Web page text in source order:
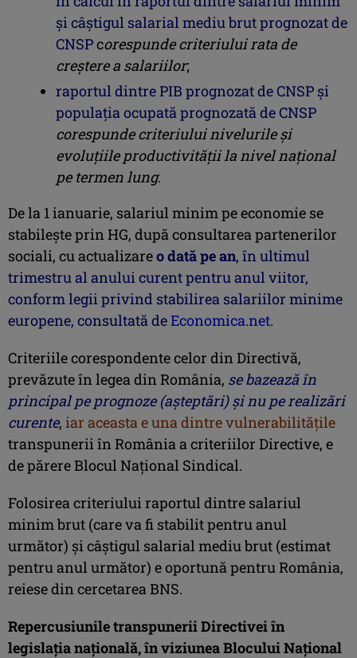
şi câştigul salarial mediu brut prognozat de
CNSPcorespunde criteriului rata de
creștere a salariilor;
raportul dintre PIB prognozat de CNSP şi
populaţia ocupată prognozată de CNSP
corespunde criteriului nivelurile și
evoluțiile productivității la nivel național
pe termen lung.
De la 1 ianuarie, salariul minim pe economie se
stabileşte prin HG, după consultarea partenerilor
sociali, cu actualizareo dată pe an, în ultimul
trimestru al anului curent pentru anul viitor,
conform legii privind stabilirea salariilor minime
europene, consultată deEconomica.net.
Criteriile corespondente celor din Directivă,
prevăzute în legea din România, se bazează în
principal pe prognoze (așteptări) și nu pe realizări
curente, iar aceasta e una dintre vulnerabilităţile
transpunerii în România a criteriilor Directive, e
de părere Blocul Naţional Sindical.
Folosirea criteriului raportul dintre salariul
minim brut (care va fi stabilit pentru anul
următor) și câștigul salarial mediu brut (estimat
pentru anul următor) e oportună pentru România,
reiese din cercetarea BNS.
Repercusiunile transpunerii Directivei în
legislaţia naţională, în viziunea Blocului Naţional